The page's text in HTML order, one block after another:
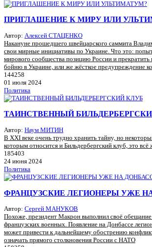
ПРИГЛАШЕНИЕ К МИРУ ИЛИ
Автор: Алексей СТАЦЕНКО
Накануне прошедшего швейцарского саммита
свои мирные инициативы по Украине. Что это:
мирового сообщества позицию России и
бойню в Украине, или же жёсткое предупреждение
144258
01 июля 2024
Политика
ТАИНСТВЕННЫЙ
Автор: Наум МИТИН
В XXI веке очень трудно хранить тайну, но
которым относится и Бильдербергский клуб, это всё
185403
24 июня 2024
Политика
ФРАНЦУЗСКИЕ ЛЕГИОНЕРЫ УЖЕ
Автор: Сергей МАНУКОВ
Похоже, президент Макрон выполнил своё
французских военных. Появление на Донбассе
может привести к дальнейшему обострению
означать прямого столкновения России с НАТО